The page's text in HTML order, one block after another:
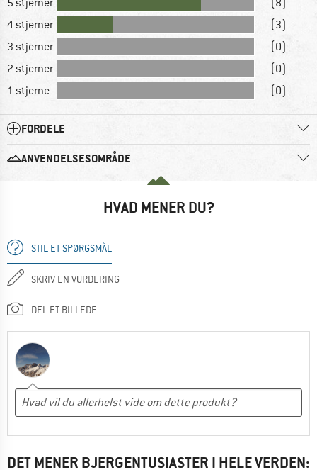
4 stjerner
(3)
3 stjerner
(0)
2 stjerner
(0)
1 stjerne
(0)
FORDELE
ANVENDELSESOMRÅDE
HVAD MENER DU?
STIL ET SPØRGSMÅL
SKRIV EN VURDERING
DEL ET BILLEDE
DET MENER BJERGENTUSIASTER I HELE VERDEN: